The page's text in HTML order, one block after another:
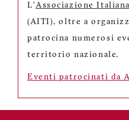
L'Associazione
(AITI), oltre a
patrocina numerosi
territorio nazionale.
Eventi patrocinati da